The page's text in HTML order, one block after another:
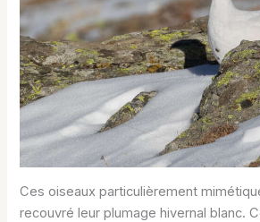
Ces oiseaux particulièrement
recouvré leur plumage hivernal blanc.